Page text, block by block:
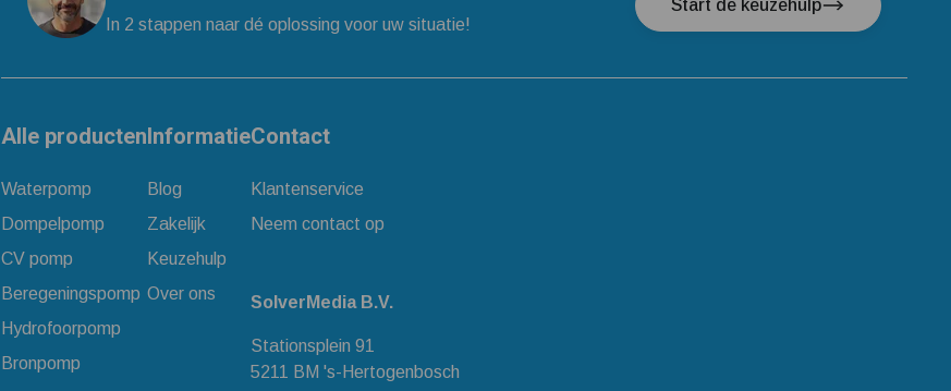
In 2 stappen naar dé oplossing voor uw situatie!
Start de keuzehulp
Alle producten
Waterpomp
Dompelpomp
CV pomp
Beregeningspomp
Hydrofoorpomp
Bronpomp
Informatie
Blog
Zakelijk
Keuzehulp
Over ons
Contact
Klantenservice
Neem contact op
SolverMedia B.V.
Stationsplein 91
5211 BM 's-Hertogenbosch